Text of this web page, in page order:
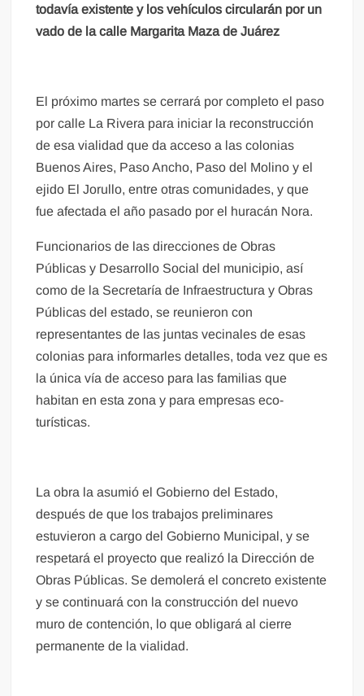
todavía existente y los vehículos circularán por un
vado de la calle Margarita Maza de Juárez
El próximo martes se cerrará por completo el paso
por calle La Rivera para iniciar la reconstrucción
de esa vialidad que da acceso a las colonias
Buenos Aires, Paso Ancho, Paso del Molino y el
ejido El Jorullo, entre otras comunidades, y que
fue afectada el año pasado por el huracán Nora.
Funcionarios de las direcciones de Obras
Públicas y Desarrollo Social del municipio, así
como de la Secretaría de Infraestructura y Obras
Públicas del estado, se reunieron con
representantes de las juntas vecinales de esas
colonias para informarles detalles, toda vez que es
la única vía de acceso para las familias que
habitan en esta zona y para empresas eco-
turísticas.
La obra la asumió el Gobierno del Estado,
después de que los trabajos preliminares
estuvieron a cargo del Gobierno Municipal, y se
respetará el proyecto que realizó la Dirección de
Obras Públicas. Se demolerá el concreto existente
y se continuará con la construcción del nuevo
muro de contención, lo que obligará al cierre
permanente de la vialidad.